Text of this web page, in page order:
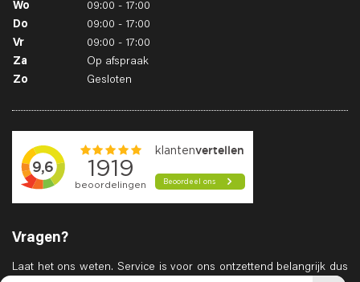
Wo
09:00 - 17:00
Do
09:00 - 17:00
Vr
09:00 - 17:00
Za
Op afspraak
Zo
Gesloten
Vragen?
Laat het ons weten. Service is voor ons ontzettend belangrijk dus